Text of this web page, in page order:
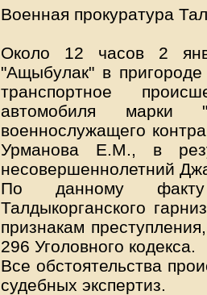
Военная прокуратура
Около 12 часов 2
"Ащыбулак" в
транспортное
автомобиля марки
военнослужащего
Урманова Е.М., в
несовершеннолетний
По данному
Талдыкорганского
признакам
296 Уголовного кодекса.
Все обстоятельства
судебных экспертиз.